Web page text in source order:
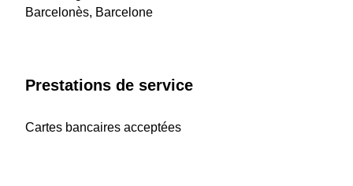
Barcelonès, Barcelone
Prestations de service
Cartes bancaires acceptées